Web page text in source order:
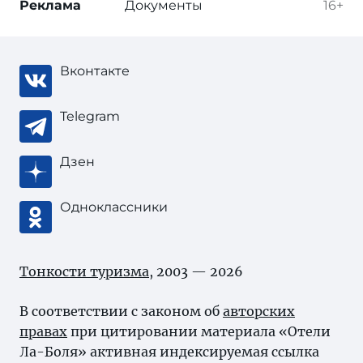
16+
Реклама Документы
Вконтакте
Telegram
Дзен
Одноклассники
Тонкости туризма, 2003 — 2026
В соответствии с законом об авторских
правах при цитировании материала «Отели
Ла-Боля» активная индексируемая ссылка